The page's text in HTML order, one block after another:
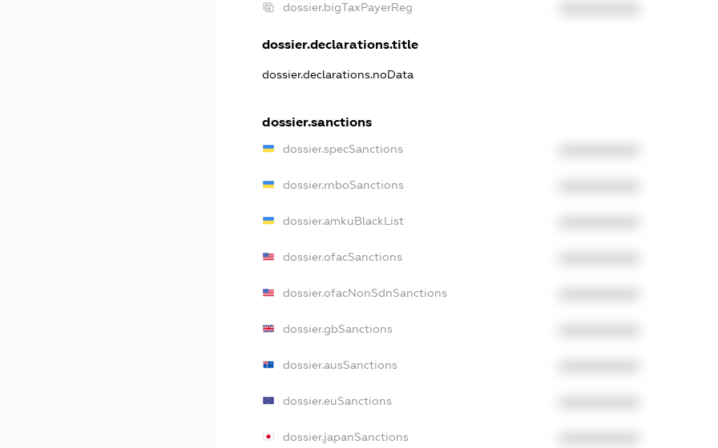
dossier.bigTaxPayerReg
dossier.declarations.title
dossier.declarations.noData
dossier.sanctions
dossier.specSanctions
dossier.rnboSanctions
dossier.amkuBlackList
dossier.ofacSanctions
dossier.ofacNonSdnSanctions
dossier.gbSanctions
dossier.ausSanctions
dossier.euSanctions
dossier.japanSanctions